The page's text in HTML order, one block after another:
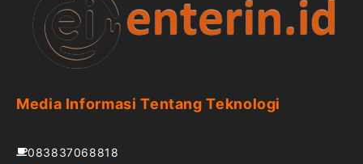
Media Informasi Tentang Teknologi
083837068818